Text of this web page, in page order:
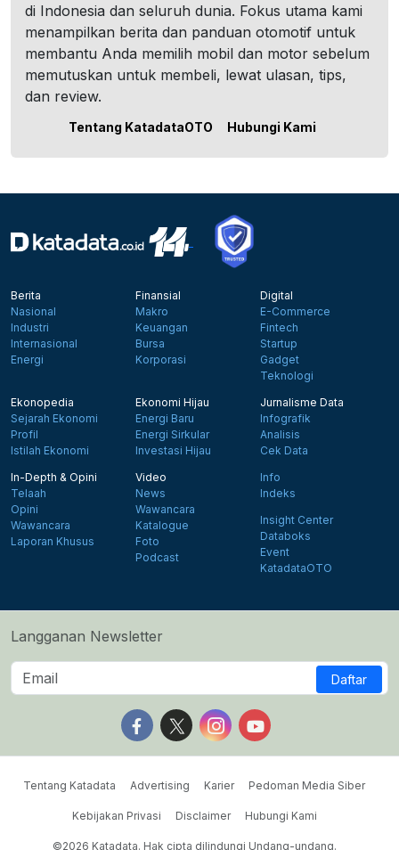
di Indonesia dan seluruh dunia. Fokus utama kami
menampilkan berita dan panduan otomotif untuk
membantu Anda memilih mobil dan motor sebelum
memutuskan untuk membeli, lewat ulasan, tips,
dan review.
Tentang KatadataOTO Hubungi Kami
Berita
Nasional
Industri
Internasional
Energi
Finansial
Makro
Keuangan
Bursa
Korporasi
Digital
E-Commerce
Fintech
Startup
Gadget
Teknologi
Ekonopedia
Sejarah Ekonomi
Profil
Istilah Ekonomi
Ekonomi Hijau
Energi Baru
Energi Sirkular
Investasi Hijau
Jurnalisme Data
Infografik
Analisis
Cek Data
In-Depth & Opini
Telaah
Opini
Wawancara
Laporan Khusus
Video
News
Wawancara
Katalogue
Foto
Podcast
Info
Indeks
Insight Center
Databoks
Event
KatadataOTO
Langganan Newsletter
Daftar
Follow us on Facebook
Follow us on X
Follow us on Instagram
Follow us on
Tentang Katadata Advertising Karier Pedoman Media Siber
Kebijakan Privasi Disclaimer Hubungi Kami
©2026 Katadata. Hak cipta dilindungi Undang-undang.